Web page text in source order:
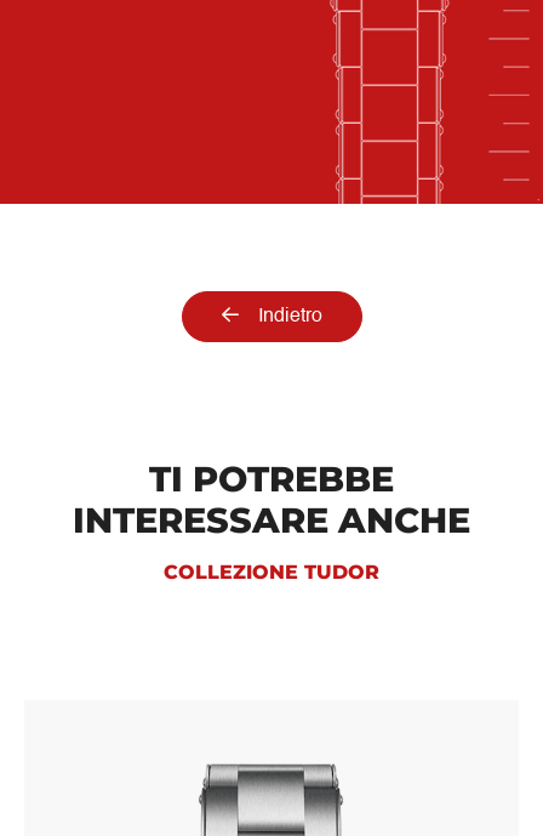
Indietro
TI POTREBBE
INTERESSARE ANCHE
COLLEZIONE TUDOR